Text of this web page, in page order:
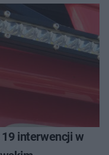
19 interwencji w